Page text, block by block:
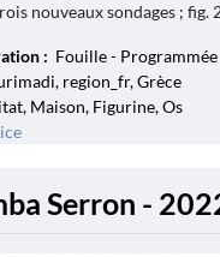
nouveaux sondages ; fig.
: Fouille - Programmée
region_fr, Grèce
Maison, Figurine, Os
Serron -